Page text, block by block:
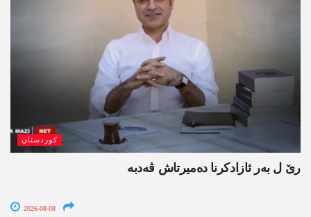
کوردستان
رێ ل بەر ئازادکرنا دەمیرتاش ڤەدبە
2026-08-08